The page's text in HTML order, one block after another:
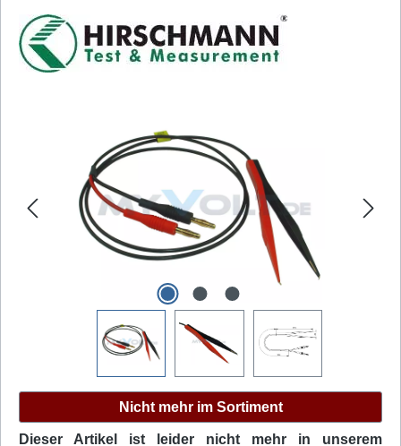
Nicht mehr im Sortiment
Dieser Artikel ist leider nicht mehr in unserem